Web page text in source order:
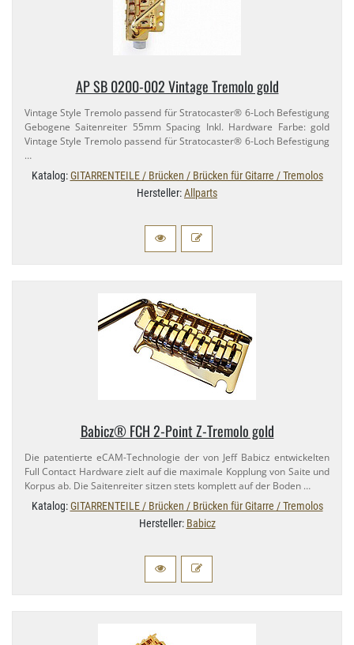
AP SB 0200-​002 Vintage Tremolo gold
Vintage Style Tremolo passend für Stratocaster® 6-​Loch Befestigung
Gebogene Saitenreiter 55mm Spacing Inkl. Hardware Farbe: gold
Vintage Style Tremolo passend für Stratocaster® 6-​Loch Befestigung
…
Katalog:GITARRENTEILE / Brücken / Brücken für Gitarre / Tremolos
Hersteller:Allparts
Babicz® FCH 2-​Point Z-​Tremolo gold
Die patentierte eCAM-​Technologie der von Jeff Babicz entwickelten
Full Contact Hardware zielt auf die maximale Kopplung von Saite und
Korpus ab. Die Saitenreiter sitzen stets komplett auf der Boden …
Katalog:GITARRENTEILE / Brücken / Brücken für Gitarre / Tremolos
Hersteller: Babicz